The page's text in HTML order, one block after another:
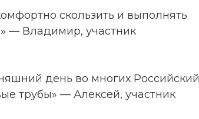
скользить и выполнять
— Владимир, участник
день во многих Российский
трубы» — Алексей, участник